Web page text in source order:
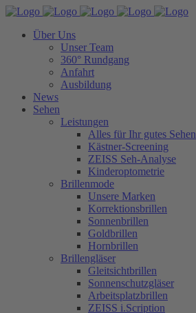
Über Uns
Unser Team
360° Rundgang
Anfahrt
Ausbildung
News
Sehen
Leistungen
Alles für Ihr gutes Sehen
Kästner-Screening
ZEISS Seh-Analyse
Kinderoptometrie
Brillenmode
Unsere Marken
Korrektionsbrillen
Sonnenbrillen
Goldbrillen
Hornbrillen
Brillengläser
Gleitsichtbrillen
Sonnenschutzgläser
Arbeitsplatzbrillen
ZEISS i.Scription